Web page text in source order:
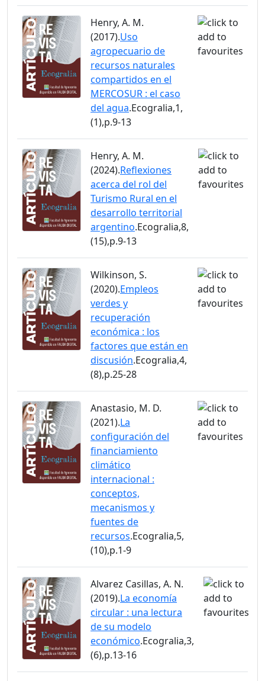
Henry, A. M.
(2017).Uso
agropecuario de
recursos naturales
compartidos en el
MERCOSUR : el caso
del agua.Ecogralia,1,
(1),p.9-13
Henry, A. M.
(2024).Reflexiones
acerca del rol del
Turismo Rural en el
desarrollo territorial
argentino.Ecogralia,8,
(15),p.9-13
Wilkinson, S.
(2020).Empleos
verdes y
recuperación
económica : los
factores que están en
discusión.Ecogralia,4,
(8),p.25-28
Anastasio, M. D.
(2021).La
configuración del
financiamiento
climático
internacional :
conceptos,
mecanismos y
fuentes de
recursos.Ecogralia,5,
(10),p.1-9
Alvarez Casillas, A. N.
(2019).La economía
circular : una lectura
de su modelo
económico.Ecogralia,3,
(6),p.13-16